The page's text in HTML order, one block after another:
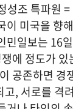
성조 특파원
이 미국을 향
민일보는 16
에 정도가
공존하면 경
, 서로를 격